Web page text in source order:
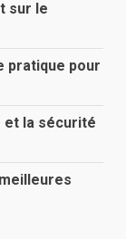
sur le
pratique pour
et la sécurité